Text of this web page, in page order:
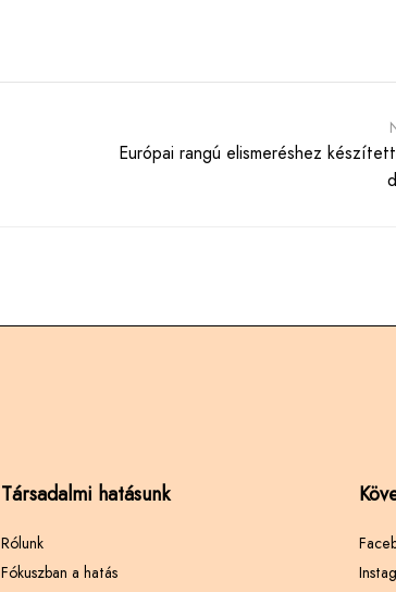
Európai rangú elismeréshez
Társadalmi hatásunk
Rólunk
Fókuszban a hatás